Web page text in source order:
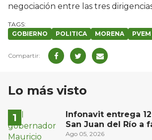
negociación entre las tres
GOBIERNO POLITICA MORENA PVEM
Lo más visto
Infonavit entrega
San Juan del Río a
bajos ingresos
Ago 05, 2026